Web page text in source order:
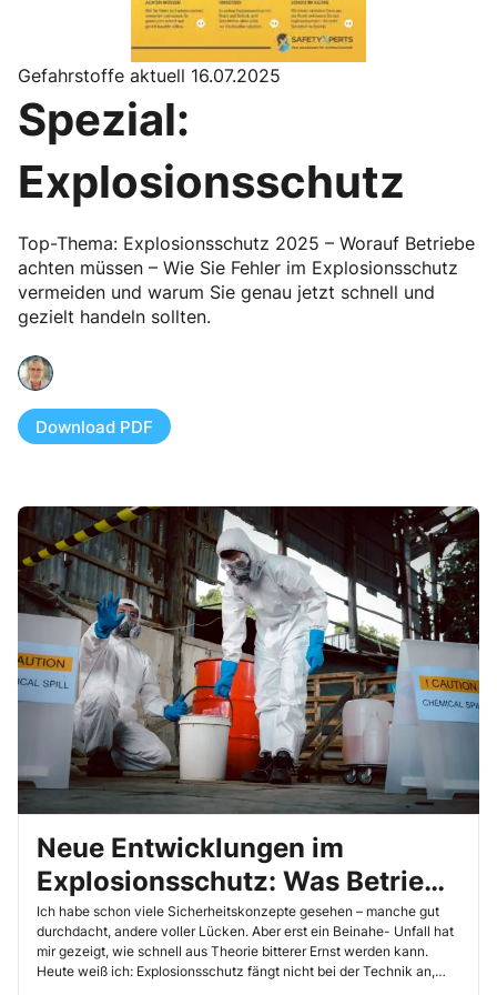
Gefahrstoffe aktuell 16.07.2025
Spezial:
Explosionsschutz
Top-Thema: Explosionsschutz 2025 – Worauf Betriebe
achten müssen – Wie Sie Fehler im Explosionsschutz
vermeiden und warum Sie genau jetzt schnell und
gezielt handeln sollten.
Download PDF
Neue Entwicklungen im
Explosionsschutz: Was Betriebe
jetzt wissen müssen
Ich habe schon viele Sicherheitskonzepte gesehen – manche gut
durchdacht, andere voller Lücken. Aber erst ein Beinahe- Unfall hat
mir gezeigt, wie schnell aus Theorie bitterer Ernst werden kann.
Heute weiß ich: Explosionsschutz fängt nicht bei der Technik an,